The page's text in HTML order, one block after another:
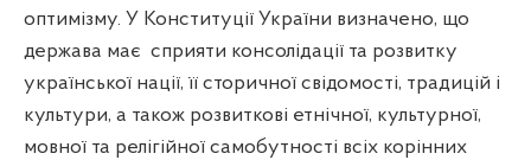
оптимізму. У Конституції України визначено, що
держава має сприяти консолідації та розвитку
української нації, її сторичної свідомості, традицій і
культури, а також розвиткові етнічної, культурної,
мовної та релігійної самобутності всіх корінних